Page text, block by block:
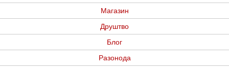
Магазин
Друштво
Блог
Разонода